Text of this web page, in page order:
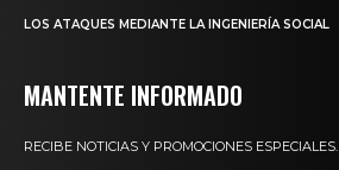
LOS ATAQUES MEDIANTE LA INGENIERÍA SOCIAL
MANTENTE INFORMADO
RECIBE NOTICIAS Y PROMOCIONES ESPECIALES.